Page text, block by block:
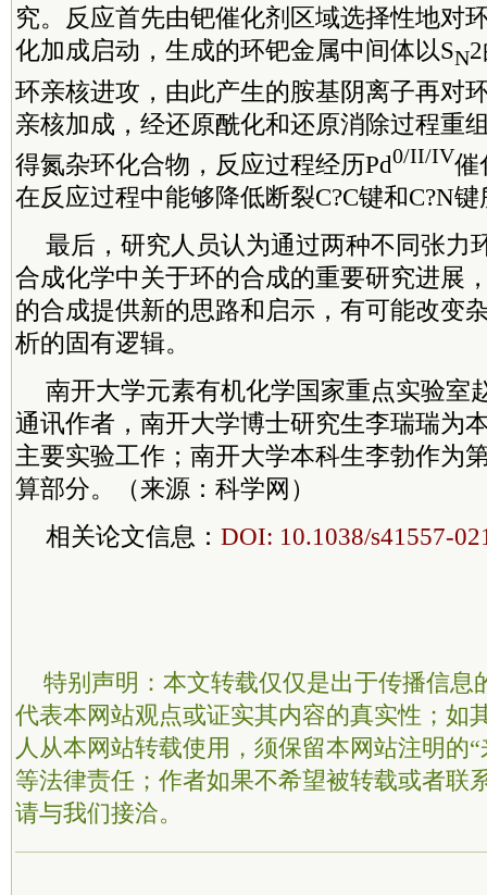
究。反应首先由钯催化剂区域选择性地对
化加成启动，生成的环钯金属中间体以SN
环亲核进攻，由此产生的胺基阴离子再对
亲核加成，经还原酰化和还原消除过程重
得氮杂环化合物，反应过程经历Pd0/II/IV催
在反应过程中能够降低断裂C?C键和C?N
最后，研究人员认为通过两种不同张力
合成化学中关于环的合成的重要研究进展
的合成提供新的思路和启示，有可能改变
析的固有逻辑。
南开大学元素有机化学国家重点实验室
通讯作者，南开大学博士研究生李瑞瑞为
主要实验工作；南开大学本科生李勃作为
算部分。（来源：科学网）
相关论文信息： DOI: 10.1038/s41557-
特别声明：本文转载仅仅是出于传播信息
代表本网站观点或证实其内容的真实性；如
人从本网站转载使用，须保留本网站注明的
等法律责任；作者如果不希望被转载或者联
请与我们接洽。